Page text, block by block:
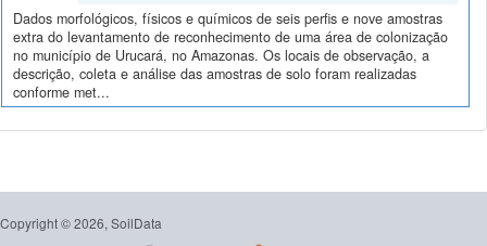
Dados morfológicos, físicos e químicos de seis perfis e nove amostras
extra do levantamento de reconhecimento de uma área de colonização
no município de Urucará, no Amazonas. Os locais de observação, a
descrição, coleta e análise das amostras de solo foram realizadas
conforme met...
Copyright © 2026, SoilData